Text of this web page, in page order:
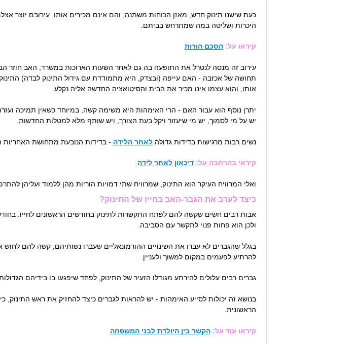
כעת שישנו תינוק חדש, מאזן הכוחות משתנה, והם אינם מכירים אותו. עירובם יוצר
היכרות ושליטה במה שמתרחש בביתם.
קיראו על: הסכם הורות
עירוב זה מנסה לנטרל את התופעה בה גם לאחר השעות הארוכות במשרד, האב חוזר
תחושה של אכזבה - האם עייפה (ובצדק, היא מתמודדת עם גידול התינוק לבדה) התינוק
אותו, והוא עצמו אינו מכיר את הבית והסיטואציה החדשה אליה נקלע.
יתרן נוסף הוא עבור האם - הרי האימהות היא משימה קשה, במיוחד כשאין תמיכה
יש על מי לסמוך, יש מי שיעזור ויקל בעת הצורך, ויש שותף מלא למטלות החדשות.
נשים רבות מרגישות בדידות גדולה לאחר הלידה - בדידות הנובעת מתחושת האחריות
קיראי בהרחבה על: דיכאון לאחר לידה
ואלי המרוויח העיקר הוא התינוק, שמרוויח שתי דמויות הוריות מהן ללמוד ועליהן
כיצד לערב את הגבר-האב בחייו של התינוק?
אבות רבים חשים שקשה להם לפתח התקשרות לתינוק בחודשים הראשונים לחייו.
ולכן הוא פחות פנוי לתקשר עם הסביבה.
בגלל שהגברים לא עברו את השינויים ההורמונאליים שעברו נשותיהם, קשה להם לחוש
להרתיע לפעמים במקום למשוך ולעניין.
גברים רבים עלולים להירתע מגודלו הזעיר של התינוק, לפחד שיפגעו בו בידיהם
בנושא זה יכולות לסייע האימהות - יש להראות לגברים כיצד להחזיק את ראש
הראשונית.
קיראו עוד על: הקשר בין היולדת לבני המשפחה